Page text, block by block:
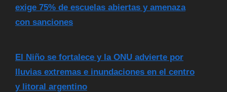
exige 75% de escuelas abiertas y amenaza
con sanciones
El Niño se fortalece y la ONU advierte por
lluvias extremas e inundaciones en el centro
y litoral argentino